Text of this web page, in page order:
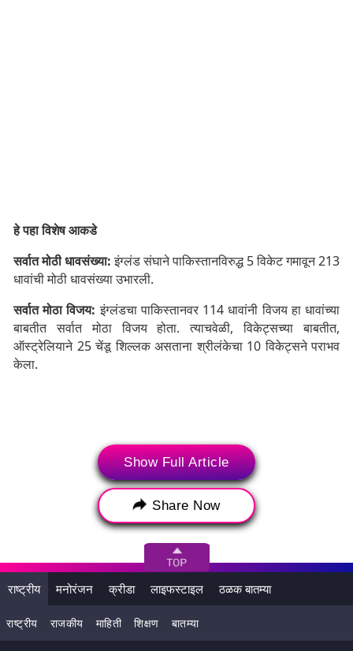
हे पहा विशेष आकडे
सर्वात मोठी धावसंख्या:इंग्लंड संघाने पाकिस्तानविरुद्ध 5 विकेट गमावून 213
धावांची मोठी धावसंख्या उभारली.
सर्वात मोठा विजय: इंग्लंडचा पाकिस्तानवर 114 धावांनी विजय हा धावांच्या
बाबतीत सर्वात मोठा विजय होता. त्याचवेळी, विकेट्सच्या बाबतीत,
ऑस्ट्रेलियाने 25 चेंडू शिल्लक असताना श्रीलंकेचा 10 विकेट्सने पराभव
केला.
सर्वाधिक धावा:या विश्वचषकात इंग्लंडची महान अष्टपैलू खेळाडू नेट सिव्हर
धावा करण्यात आघाडीवर आहे. तिने 4 सामन्यात 88 च्या सरासरीने 176
धावा केल्या आहेत.
Show Full Article
Share Now
राष्ट्रीय मनोरंजन क्रीडा लाइफस्टाइल ठळक बातम्या
राष्ट्रीय राजकीय माहिती शिक्षण बातम्या